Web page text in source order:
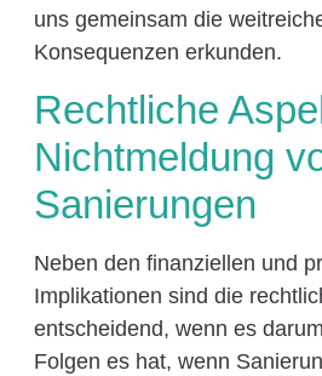
uns gemeinsam die
Konsequenzen erkunden.
Rechtliche
Nichtmeldung
Sanierungen
Neben den finanziellen und
Implikationen sind die
entscheidend, wenn es
Folgen es hat, wenn